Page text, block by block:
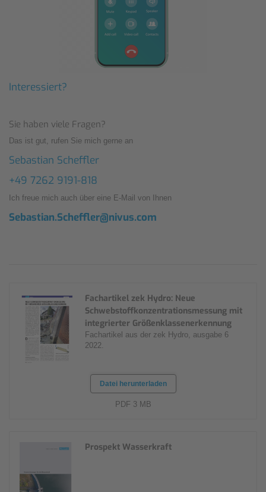
Interessiert?
Sie haben viele Fragen?
Das ist gut, rufen Sie mich gerne an
Sebastian Scheffler
+49 7262 9191-818
Ich freue mich auch über eine E-Mail von Ihnen
Sebastian.Scheffler@nivus.com
Fachartikel zek Hydro: Neue
Schwebstoffkonzentrationsmessung mit
integrierter Größenklassenerkennung
Fachartikel aus der zek Hydro, ausgabe 6
2022.
Datei herunterladen
PDF 3 MB
Prospekt Wasserkraft